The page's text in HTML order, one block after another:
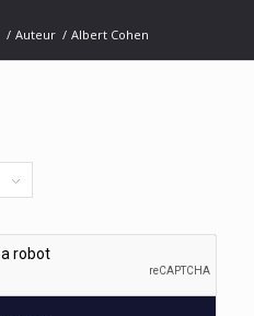
/ Auteur / Albert Cohen